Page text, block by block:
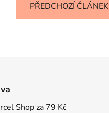
PŘEDCHOZÍ ČLÁNEK
Shop za 79 Kč